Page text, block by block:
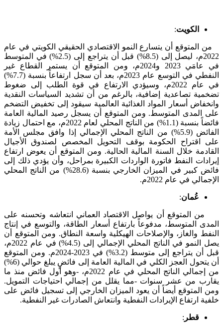
الكويت:
من المتوقع أن يتسارع النمو الاقتصادي الحقيقي الكويتي في عام
2022م، ليصل إلى (8.5%) قبل أن يتراجع إلى (2.5%) في المتوسط
في عامَي 2023 و2024م، ومن المتوقع أن يستمر القطاع غير
النفطي في التوسع عام 2023م، بعد أن سجل ارتفاعاً بنسبة (7.7%)
في عام 2022م، وسيؤدي الارتفاع في قوة الطلب إلى ضغوط
تضخمية تصاعدية إضافية، بالرغم من أن تشديد السياسات النقدية
وانخفاض أسعار المواد الغذائية العالمية سيقود إلى تخفيض التضخم
على المدى المتوسط. ومن المتوقع أن يسجل رصيد المالية العامة
فائضاً بنسبة (1.1%) من الناتج المحلي لعام 2022م، مع احتمال زيادة
الفائض (5.9%) من الناتج المحلي الإجمالي إذا وافق مجلس الأمة
على اقتراح الحكومة بوقف التحويل المخصص لصندوق الأجيال
القادمة خلال السنة المالية الحالية. ومن المتوقع أن يعوض ارتفاع
إيرادات النفط فاتورة الواردات الكبيرة بمراحل، وأن يؤدي ذلك إلى
فائض كبير في الميزان الخارجي بنسبة (28.6%) من الناتج المحلي
الإجمالي في عام 2022م.
عُمان:
من المتوقع أن يواصل الاقتصاد العماني انتعاشه وتحسنه على
المدى المتوسط، مدفوعاً بارتفاع أسعار الطاقة، والتوسع في إنتاج
النفط والغاز، والإصلاحات الهيكلية واسعة النطاق. ومن المتوقع أن
يصل النمو في الناتج المحلي الإجمالي إلى (4.5%) في عام 2022م،
قبل أن يتراجع إلى متوسط (3.2%) في 2023-2024م. ومن المتوقع
أن يتحول العجز الكلي في المالية العامة إلى فائضٍ يبلغ حوالي (6%)
من إجمالي الناتج المحلي في عام 2022م، -وهو أول فائض منذ ما
يقارب من عشر سنوات -مما يقلل من إجمالي احتياجات التمويل.
ومن المتوقع أيضاً أن يعود الميزان الخارجي إلى تسجيل فائض على
خلفية ارتفاع الإيرادات النفطية وانتعاش الصادرات غير النفطية.
قطر :